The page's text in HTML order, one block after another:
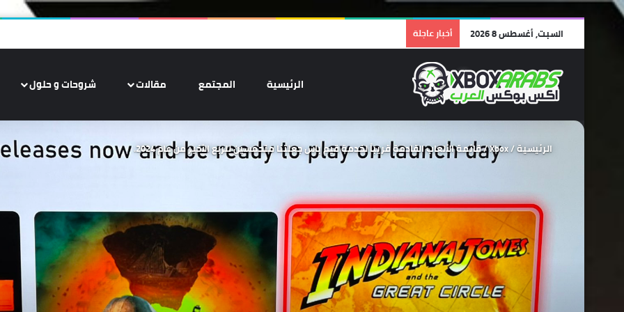
السبت, أغسطس 8 2026 أخبار عاجلة
الرئيسية المجتمع مقالات شروحات و حلول
الرئيسية/
Xbox
/قائمة الألعاب القادمة قريباً لخدمة قيم باس جعلتنا متحمسين للربع الأخير من عام 2024.